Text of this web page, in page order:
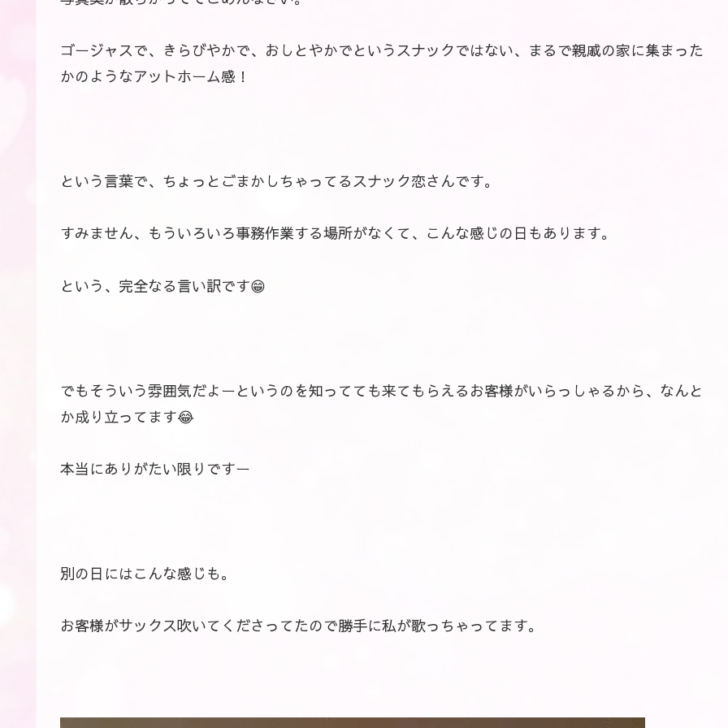
ゴージャスで、きらびやかで、おしとやかでというスナックではない、まるで親戚の家に集まった
かのようなアットホーム感！
という言葉で、ちょっとごまかしちゃってるスナック恋さんです。
すみません、もういろいろ事務作業する場所がなくて、こんな感じの日もあります。
という、完全なる言い訳です😁
でもそういう雰囲気だよーというのを知ってても来てもらえるお客様がいらっしゃるから、なんと
か成り立ってます😂
本当にありがたい限りですー
別の日にはこんな感じも。
お客様がサックス吹いてくださってたので勝手に私が歌っちゃってます。